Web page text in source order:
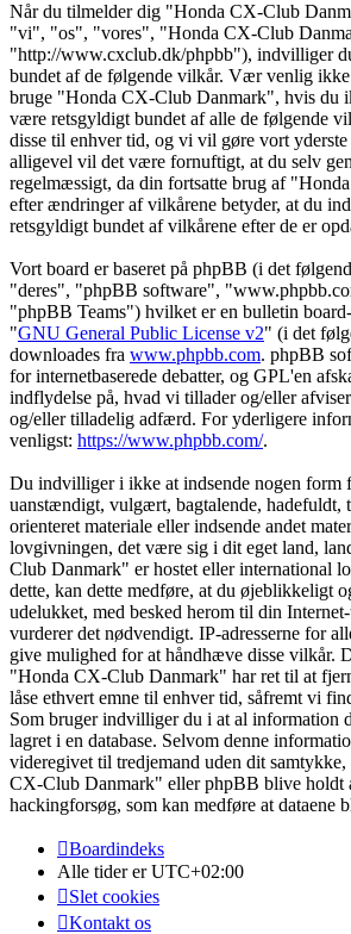
Når du tilmelder dig "Honda CX-Club
"vi", "os", "vores", "Honda CX-Club
"http://www.cxclub.dk/phpbb"), indvilliger
bundet af de følgende vilkår. Vær venlig
bruge "Honda CX-Club Danmark", hvis du
være retsgyldigt bundet af alle de følgende
disse til enhver tid, og vi vil gøre vort
alligevel vil det være fornuftigt, at du selv
regelmæssigt, da din fortsatte brug af
efter ændringer af vilkårene betyder, at du
retsgyldigt bundet af vilkårene efter de er
Vort board er baseret på phpBB (i det
"deres", "phpBB software",
"phpBB Teams") hvilket er en bulletin
"GNU General Public License v2" (i det
downloades fra www.phpbb.com. phpBB
for internetbaserede debatter, og GPL'en
indflydelse på, hvad vi tillader og/eller
og/eller tilladelig adfærd. For yderligere
venligst: https://www.phpbb.com/.
Du indvilliger i ikke at indsende nogen form
uanstændigt, vulgært, bagtalende, hadefuldt,
orienteret materiale eller indsende andet
lovgivningen, det være sig i dit eget land,
Club Danmark" er hostet eller international
dette, kan dette medføre, at du øjeblikkeligt
udelukket, med besked herom til din
vurderer det nødvendigt. IP-adresserne for
give mulighed for at håndhæve disse vilkår.
"Honda CX-Club Danmark" har ret til at
låse ethvert emne til enhver tid, såfremt vi
Som bruger indvilliger du i at al information
lagret i en database. Selvom denne
videregivet til tredjemand uden dit
CX-Club Danmark" eller phpBB blive holdt
hackingforsøg, som kan medføre at dataene
Boardindeks
Alle tider erUTC+02:00
Slet cookies
Kontakt os